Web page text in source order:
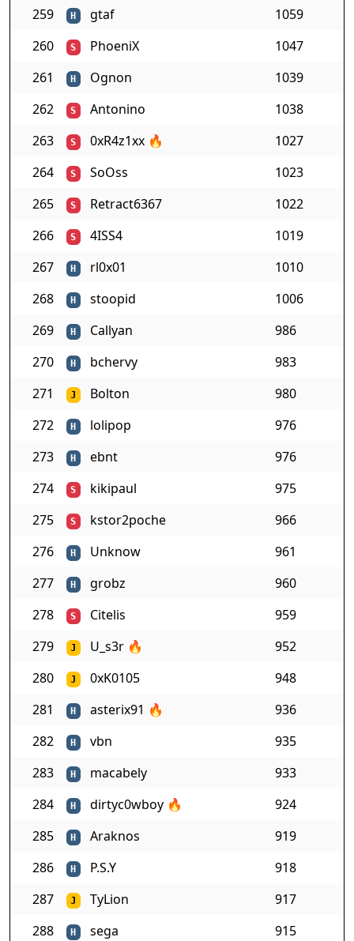
259
H gtaf
1059
260
S PhoeniX
1047
261
H Ognon
1039
262
S Antonino
1038
263
S 0xR4z1xx🔥
1027
264
S SoOss
1023
265
S Retract6367
1022
266
S 4ISS4
1019
267
H rl0x01
1010
268
H stoopid
1006
269
H Callyan
986
270
H bchervy
983
271
J Bolton
980
272
H lolipop
976
273
H ebnt
976
274
S kikipaul
975
275
S kstor2poche
966
276
H Unknow
961
277
H grobz
960
278
S Citelis
959
279
J U_s3r🔥
952
280
J 0xK0105
948
281
H asterix91 🔥
936
282
H vbn
935
283
H macabely
933
284
H dirtyc0wboy🔥
924
285
H Araknos
919
286
H P.S.Y
918
287
J TyLion
917
288
H sega
915